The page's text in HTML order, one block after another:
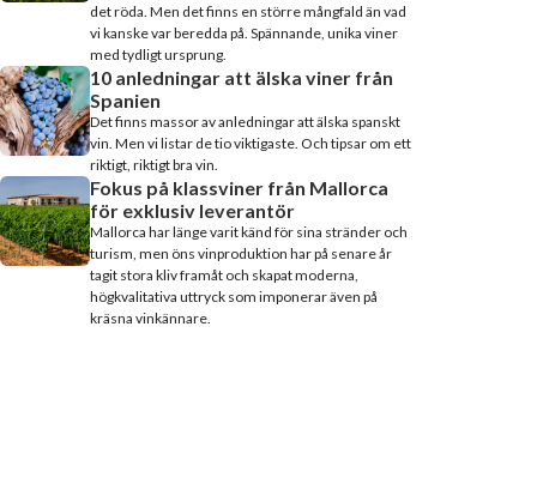
det röda. Men det finns en större mångfald än vad
vi kanske var beredda på. Spännande, unika viner
med tydligt ursprung.
10 anledningar att älska viner från
Spanien
Det finns massor av anledningar att älska spanskt
vin. Men vi listar de tio viktigaste. Och tipsar om ett
riktigt, riktigt bra vin.
Fokus på klassviner från Mallorca
för exklusiv leverantör
Mallorca har länge varit känd för sina stränder och
turism, men öns vinproduktion har på senare år
tagit stora kliv framåt och skapat moderna,
högkvalitativa uttryck som imponerar även på
kräsna vinkännare.